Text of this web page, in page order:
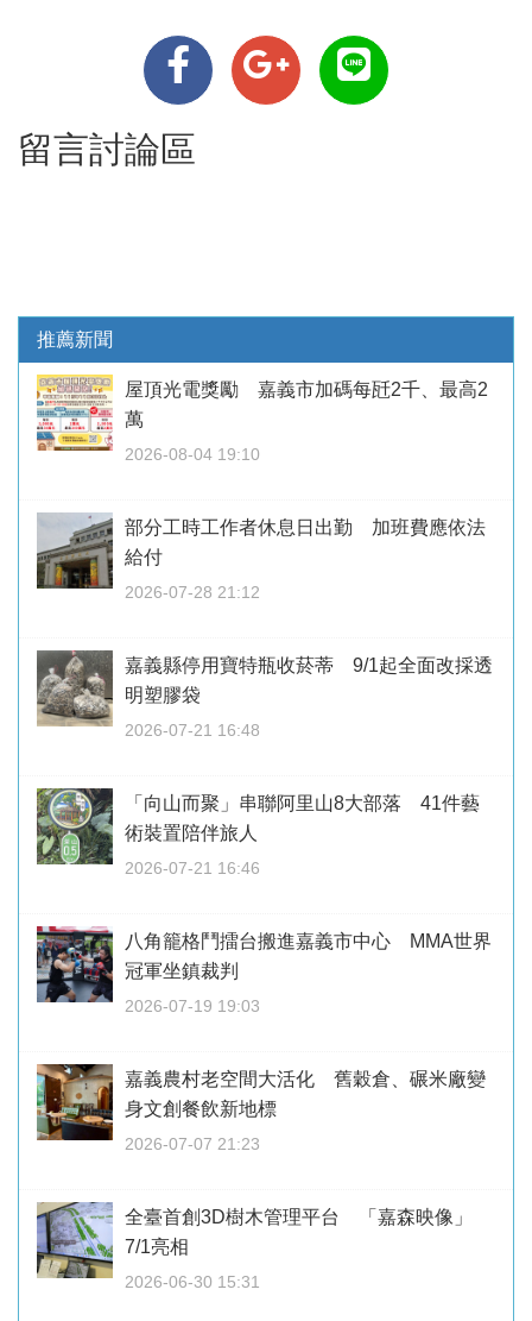
留言討論區
推薦新聞
屋頂光電獎勵 嘉義市加碼每瓩2千、最高2
萬
2026-08-04 19:10
部分工時工作者休息日出勤 加班費應依法
給付
2026-07-28 21:12
嘉義縣停用寶特瓶收菸蒂 9/1起全面改採透
明塑膠袋
2026-07-21 16:48
「向山而聚」串聯阿里山8大部落 41件藝
術裝置陪伴旅人
2026-07-21 16:46
八角籠格鬥擂台搬進嘉義市中心 MMA世界
冠軍坐鎮裁判
2026-07-19 19:03
嘉義農村老空間大活化 舊穀倉、碾米廠變
身文創餐飲新地標
2026-07-07 21:23
全臺首創3D樹木管理平台 「嘉森映像」
7/1亮相
2026-06-30 15:31